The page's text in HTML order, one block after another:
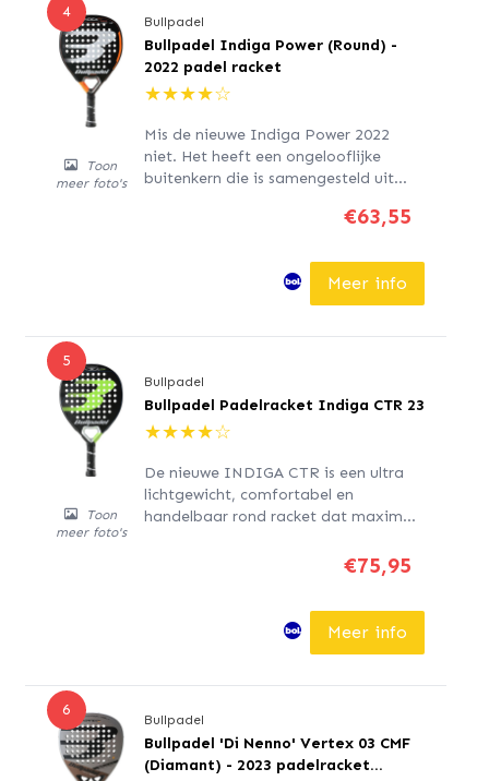
4
Toon
meer foto's
Bullpadel
Bullpadel Indiga Power (Round) -
2022 padel racket
★★★★☆
Mis de nieuwe Indiga Power 2022
niet. Het heeft een ongelooflijke
buitenkern die is samengesteld uit
zacht Eva-rubber, het Carbon Tube-
koolstofvezel. Dit padelracket heeft
een diamantvorm en een hoge balans
die helpt bij het creëren van...
€63,55
Meer info
5
Toon
meer foto's
Bullpadel
Bullpadel Padelracket Indiga CTR 23
★★★★☆
De nieuwe INDIGA CTR is een ultra
lichtgewicht, comfortabel en
handelbaar rond racket dat maximale
gemiddelde spelers en spelers die af
en toe meedoen. De buitenkern is
binnenkern van SoftEva rubber en het
€75,95
Meer info
6
Bullpadel
Bullpadel 'Di Nenno' Vertex 03 CMF
(Diamant) - 2023 padelracket